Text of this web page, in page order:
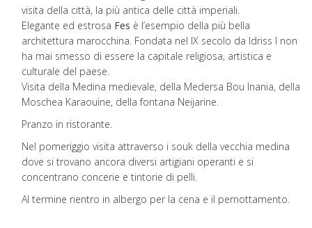
visita della città, la più antica delle città imperiali.
Elegante ed estrosa Fes è l’esempio della più bella
architettura marocchina. Fondata nel IX secolo da Idriss I non
ha mai smesso di essere la capitale religiosa, artistica e
culturale del paese.
Visita della Medina medievale, della Medersa Bou Inania, della
Moschea Karaouine, della fontana Neijarine.
Pranzo in ristorante.
Nel pomeriggio visita attraverso i souk della vecchia medina
dove si trovano ancora diversi artigiani operanti e si
concentrano concerie e tintorie di pelli.
Al termine rientro in albergo per la cena e il pernottamento.